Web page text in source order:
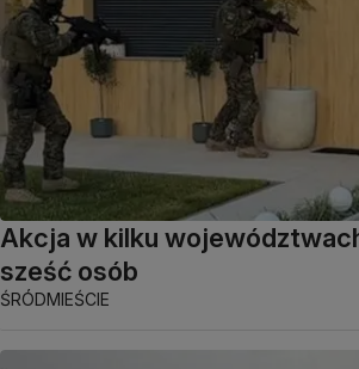
Akcja w kilku
sześć osób
ŚRÓDMIEŚCIE